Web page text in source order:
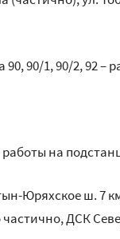
90, 90/1, 90/2, 92 –
работы на
Юряхское ш. 7
ДСК